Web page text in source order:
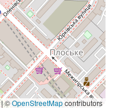
|©OpenStreetMapcontributors